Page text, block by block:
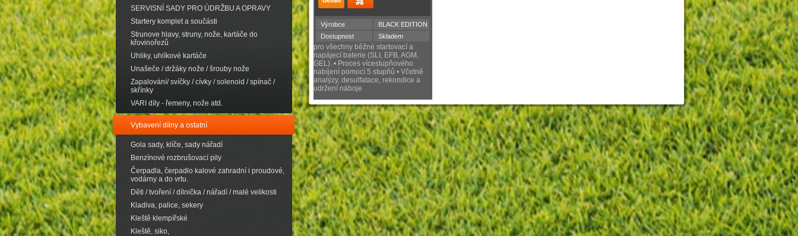
SERVISNÍ SADY PRO ÚDRŽBU A OPRAVY
Startery komplet a součásti
Strunove hlavy, struny, nože, kartáče do
křovinořezů
Uhliky, uhlíkové kartáče
Unašeče / držáky nože / šrouby nože
Zapalování/ svíčky / cívky / solenoid / spínač /
skřínky
VARI díly - řemeny, nože atd.
Vybavení dílny a ostatní
Gola sady, klíče, sady nářadí
Benzínové rozbrušovací pily
Čerpadla, čerpadlo kalové zahradní i proudové,
vodárny a do vrtu.
Děti / tvoření / dílnička / nářadí / malé velikosti
Kladiva, palice, sekery
Kleště klempířské
Kleště, siko,
Výrobce
BLACK EDITION
Dostupnost
Skladem
pro všechny běžné startovací a
napájecí baterie (SLI, EFB, AGM,
GEL). • Proces vícestupňového
nabíjení pomocí 5 stupňů • Včetně
analýzy, desulfatace, rekondice a
udržení náboje